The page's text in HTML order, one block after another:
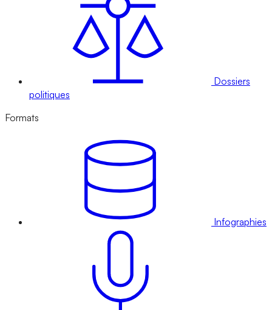
Dossiers
politiques
Formats
Infographies